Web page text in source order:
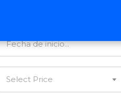
Select Price